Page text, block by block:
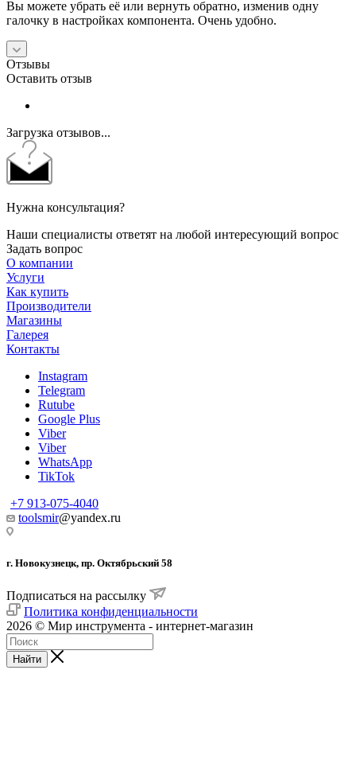
Вы можете убрать её или вернуть обратно, изменив одну
галочку в настройках компонента. Очень удобно.
Отзывы
Оставить отзыв
Загрузка отзывов...
Нужна консультация?
Наши специалисты ответят на любой интересующий вопрос
Задать вопрос
О компании
Услуги
Как купить
Производители
Магазины
Галерея
Контакты
Instagram
Telegram
Rutube
Google Plus
Viber
Viber
WhatsApp
TikTok
+7 913-075-4040
toolsmir@yandex.ru
г. Новокузнецк, пр. Октябрьский 58
Подписаться на рассылку
Политика конфиденциальности
2026 © Мир инструмента - интернет-магазин
Найти